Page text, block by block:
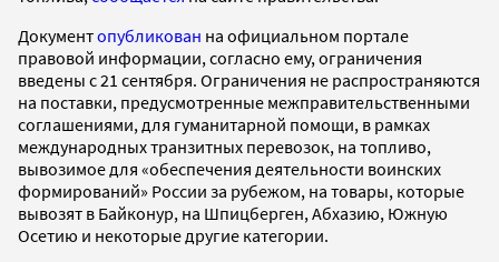
Документопубликован на официальном портале
правовой информации, согласно ему, ограничения
введены с 21 сентября. Ограничения не распространяются
на поставки, предусмотренные межправительственными
соглашениями, для гуманитарной помощи, в рамках
международных транзитных перевозок, на топливо,
вывозимое для «обеспечения деятельности воинских
формирований» России за рубежом, на товары, которые
вывозят в Байконур, на Шпицберген, Абхазию, Южную
Осетию и некоторые другие категории.